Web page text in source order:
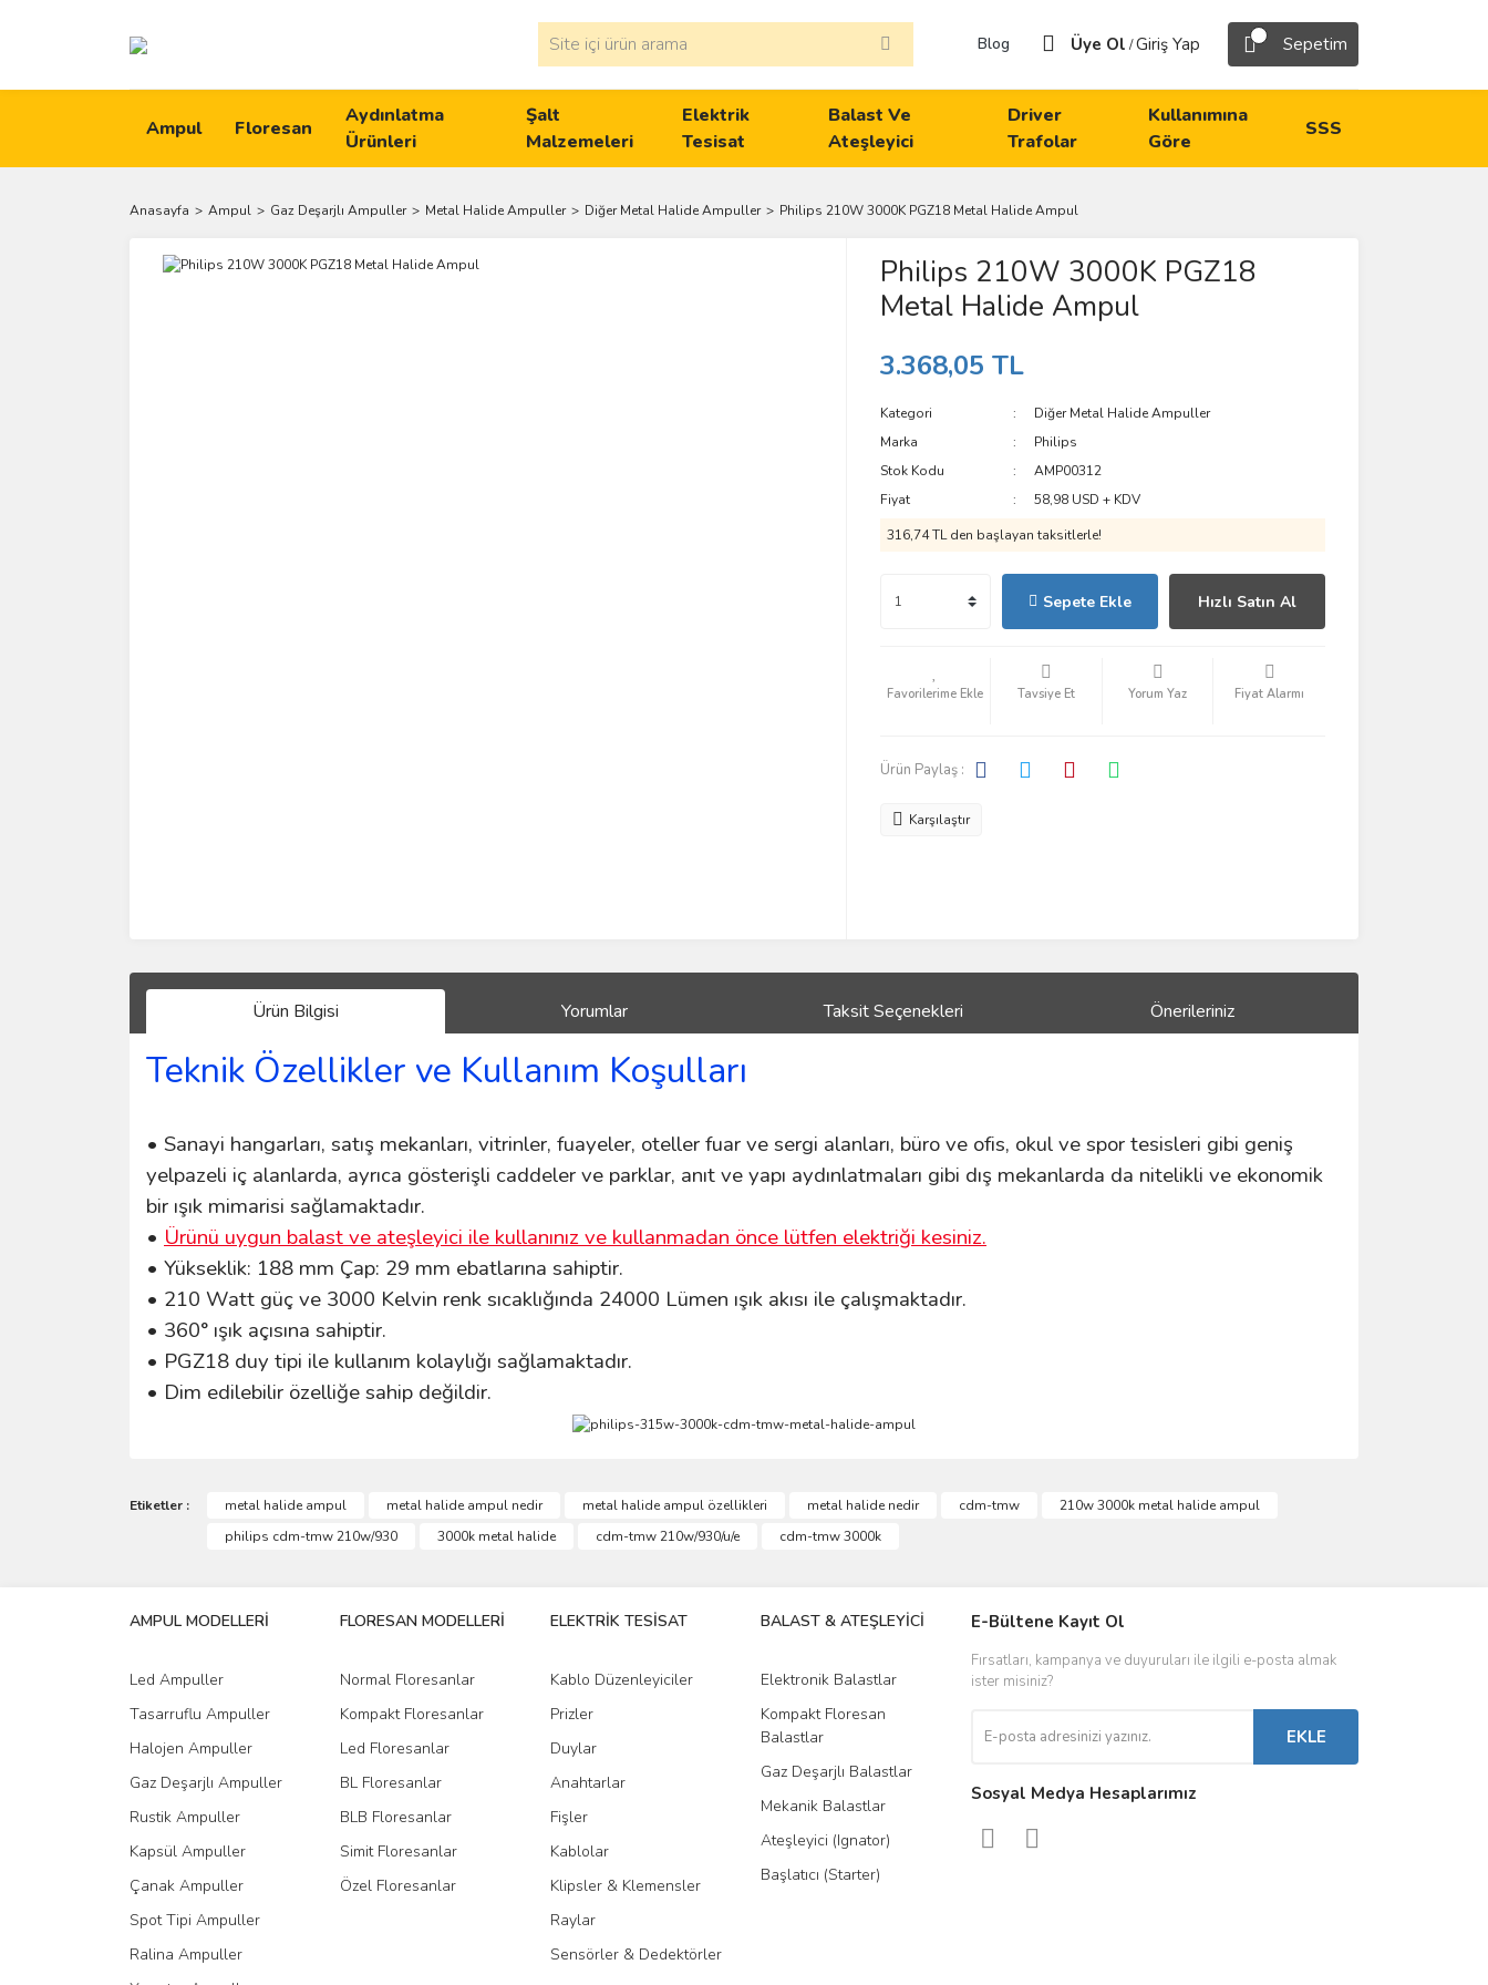
Blog Üye Ol /Giriş Yap Sepetim
Ampul Floresan
Aydınlatma
Ürünleri
Şalt
Malzemeleri
Elektrik
Tesisat
Balast Ve
Ateşleyici
Driver
Trafolar
Kullanımına
Göre
SSS
Anasayfa Ampul Gaz Deşarjlı Ampuller Metal Halide Ampuller Diğer Metal Halide Ampuller Philips 210W 3000K PGZ18 Metal Halide Ampul
Philips 210W 3000K PGZ18
Metal Halide Ampul
3.368,05 TL
Kategori
Diğer Metal Halide Ampuller
Marka
Philips
Stok Kodu
AMP00312
Fiyat
58,98 USD + KDV
316,74 TL den başlayan taksitlerle!
Sepete Ekle Hızlı Satın Al
Tavsiye Et Yorum Yaz Fiyat Alarmı
Ürün Paylaş :
Karşılaştır
Ürün Bilgisi Yorumlar Taksit Seçenekleri Önerileriniz
Teknik Özellikler ve Kullanım Koşulları
• Sanayi hangarları, satış mekanları, vitrinler, fuayeler, oteller fuar ve sergi alanları, büro ve ofis, okul ve spor tesisleri gibi geniş
yelpazeli iç alanlarda, ayrıca gösterişli caddeler ve parklar, anıt ve yapı aydınlatmaları gibi dış mekanlarda da nitelikli ve ekonomik
bir ışık mimarisi sağlamaktadır.
• Ürünü uygun balast ve ateşleyici ile kullanınız ve kullanmadan önce lütfen elektriği kesiniz.
• Yükseklik: 188 mm Çap: 29 mm ebatlarına sahiptir.
• 210 Watt güç ve 3000 Kelvin renk sıcaklığında 24000 Lümen ışık akısı ile çalışmaktadır.
• 360° ışık açısına sahiptir.
• PGZ18 duy tipi ile kullanım kolaylığı sağlamaktadır.
• Dim edilebilir özelliğe sahip değildir.
Bu ürüne ilk yorumu siz yapın!
Görüş ve önerileriniz için teşekkür ederiz.
Ürün bilgilerinde hatalar bulunuyor.
Bu ürüne benzer farklı alternatifler olmalı.
Gönder
Etiketler : metal halide ampul metal halide ampul nedir metal halide ampul özellikleri metal halide nedir cdm-tmw
210w 3000k metal halide ampul
philips cdm-tmw 210w/930
3000k metal halide cdm-tmw 210w/930/u/e cdm-tmw 3000k
AMPUL MODELLERİ
Led Ampuller
Tasarruflu Ampuller
Halojen Ampuller
Gaz Deşarjlı Ampuller
Rustik Ampuller
Kapsül Ampuller
Çanak Ampuller
Spot Tipi Ampuller
Ralina Ampuller
FLORESAN MODELLERİ
Normal Floresanlar
Kompakt Floresanlar
Led Floresanlar
BL Floresanlar
BLB Floresanlar
Simit Floresanlar
Özel Floresanlar
ELEKTRİK TESİSAT
Kablo Düzenleyiciler
Prizler
Duylar
Anahtarlar
Fişler
Kablolar
Klipsler & Klemensler
Raylar
Sensörler & Dedektörler
BALAST & ATEŞLEYİCİ
Elektronik Balastlar
Kompakt Floresan
Balastlar
Gaz Deşarjlı Balastlar
Mekanik Balastlar
Ateşleyici (Ignator)
Başlatıcı (Starter)
DRIVER & TRAFO
Led Driverlar
Kontaktörler
Sigorta & Otomatlar
E-Bültene Kayıt Ol
Fırsatları, kampanya ve duyuruları ile ilgili e-posta almak
ister misiniz?
EKLE
Sosyal Medya Hesaplarımız